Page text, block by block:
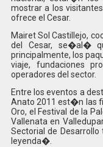
mostrar a los
ofrece el Cesar.
Mairet Sol Castillejo,
del Cesar, se�al�
principalmente, los
viaje, fundaciones
operadores del sector.
Entre los eventos a
Anato 2011 est�n las
Oro, el Festival de la
Vallenata en
Sectorial de
leyenda�.